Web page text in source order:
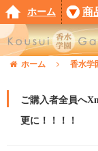
ホーム 商
ホーム 香水学
ご購入者全員へ
更に！！！！